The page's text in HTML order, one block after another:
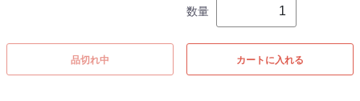
品切れ中
数量
カートに入れる